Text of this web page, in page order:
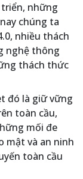
những
chúng ta
nhiều thách
nghệ thông
thách thức
đó là giữ vững
toàn cầu,
mối đe
mật và an ninh
toàn cầu